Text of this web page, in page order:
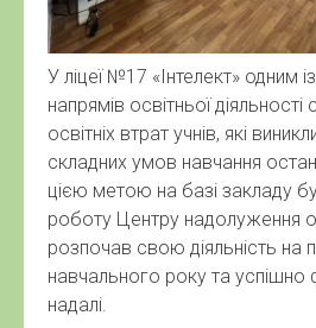
У ліцеї №17 «Інтелект» одним
напрямів освітньої
освітніх втрат учнів, які
складних умов навчання
цією метою на базі закладу
роботу Центру надолуження
розпочав свою діяльність на
навчального року та успішно
надалі.